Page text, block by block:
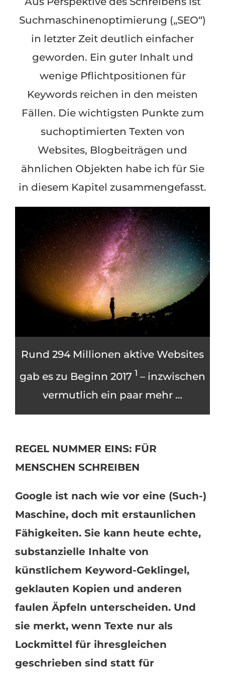
Suchmaschinenoptimierung („SEO“)
in letzter Zeit deutlich einfacher
geworden. Ein guter Inhalt und
wenige Pflichtpositionen für
Keywords reichen in den meisten
Fällen. Die wichtigsten Punkte zum
suchoptimierten Texten von
Websites, Blogbeiträgen und
ähnlichen Objekten habe ich für Sie
in diesem Kapitel zusammengefasst.
Rund 294 Millionen aktive Websites
gab es zu Beginn 2017 1 – inzwischen
vermutlich ein paar mehr …
REGEL NUMMER EINS: FÜR
MENSCHEN SCHREIBEN
Google ist nach wie vor eine (Such-)
Maschine, doch mit erstaunlichen
Fähigkeiten. Sie kann heute echte,
substanzielle Inhalte von
künstlichem Keyword-Geklingel,
geklauten Kopien und anderen
faulen Äpfeln unterscheiden. Und
sie merkt, wenn Texte nur als
Lockmittel für ihresgleichen
geschrieben sind statt für